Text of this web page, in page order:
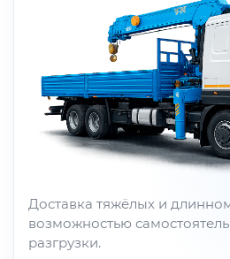
Доставка тяжёлых и
возможностью
разгрузки.